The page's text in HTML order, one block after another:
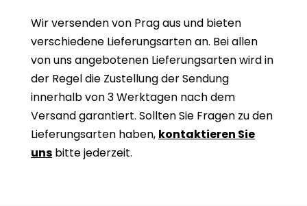
Wir versenden von Prag aus und bieten
verschiedene Lieferungsarten an. Bei allen
von uns angebotenen Lieferungsarten wird in
der Regel die Zustellung der Sendung
innerhalb von 3 Werktagen nach dem
Versand garantiert. Sollten Sie Fragen zu den
Lieferungsarten haben, kontaktieren Sie
uns bitte jederzeit.